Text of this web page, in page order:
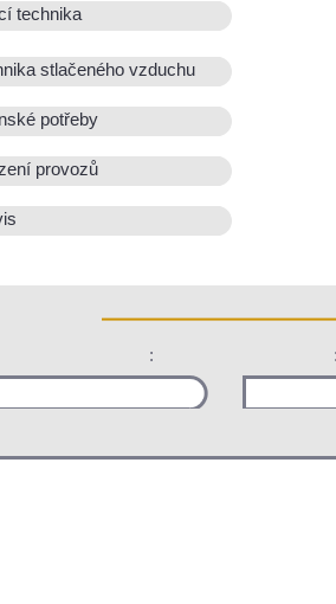
technika
stlačeného vzduchu
potřeby
provozů
: